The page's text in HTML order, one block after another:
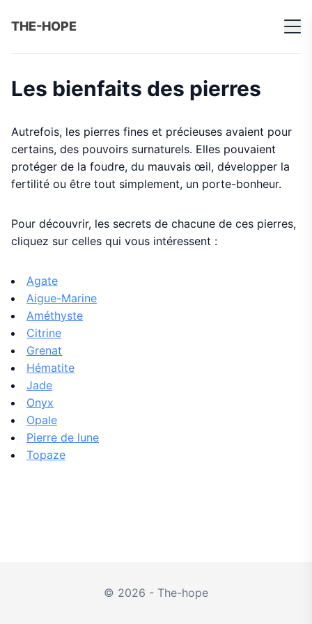
THE-HOPE
Les bienfaits des pierres
Autrefois, les pierres fines et précieuses avaient pour
certains, des pouvoirs surnaturels. Elles pouvaient
protéger de la foudre, du mauvais œil, développer la
fertilité ou être tout simplement, un porte-bonheur.
Pour découvrir, les secrets de chacune de ces pierres,
cliquez sur celles qui vous intéressent :
Agate
Aigue-Marine
Améthyste
Citrine
Grenat
Hématite
Jade
Onyx
Opale
Pierre de lune
Topaze
© 2026 - The-hope